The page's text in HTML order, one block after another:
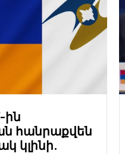
ին
հանրաքվեն
կլինի.